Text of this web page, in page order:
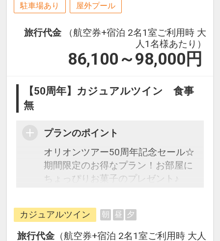
駐車場あり 屋外プール
旅行代金
（航空券+宿泊 2名1室ご利用時 大
人1名様あたり）
86,100～98,000 円
【50周年】カジュアルツイン 食事
無
プランのポイント
オリオンツアー50周年記念セール☆
期間限定のお得なプラン！お部屋に
ちょっぴりお菓子のプレゼント♪
フライトは、安心のJAL（または
JALグループ）確約！フライトマイ
ル50%貯まります。
カジュアルツイン 朝 昼 夕
旅行代金 （航空券+宿泊 2名1室ご利用時 大人